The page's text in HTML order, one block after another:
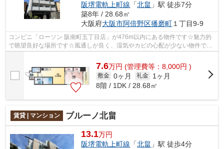
阪堺電軌上町線 「北畠 」駅 徒歩7分
築8年 / 28.68㎡
大阪府大阪市阿倍野区播磨町１丁目9-9
コンビニ「ローソン 阪南町五丁目店」が476m以内にある物件です☆魅力的
で眺望良好な場所です☆風通しが良く、湿気やカビの心配が少ない物件です
7.6万円 (管理費等：8,000円 )
敷金 0ヶ月 礼金
1ヶ月
8階 / 1DK / 28.68㎡
賃貸 | マンション ブルーノ北畠
13.1万円
阪堺電軌上町線 「北畠 」駅 徒歩4分